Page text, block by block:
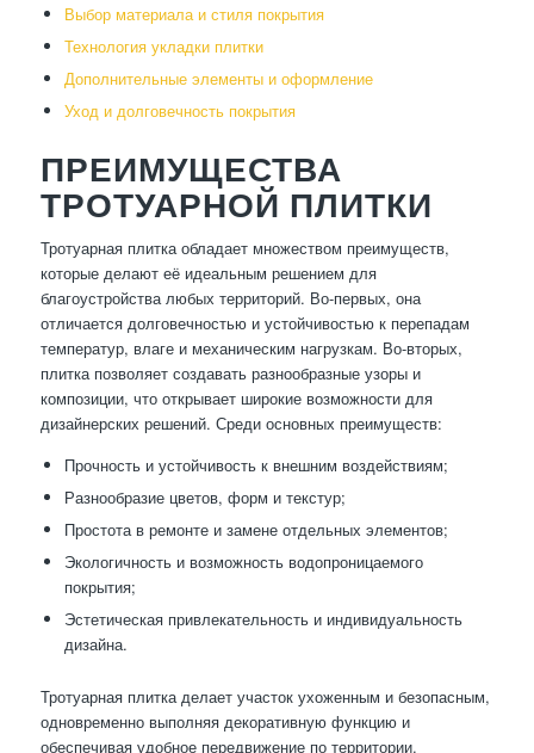
Выбор материала и стиля покрытия
Технология укладки плитки
Дополнительные элементы и оформление
Уход и долговечность покрытия
ПРЕИМУЩЕСТВА
ТРОТУАРНОЙ ПЛИТКИ
Тротуарная плитка обладает множеством преимуществ,
которые делают её идеальным решением для
благоустройства любых территорий. Во-первых, она
отличается долговечностью и устойчивостью к перепадам
температур, влаге и механическим нагрузкам. Во-вторых,
плитка позволяет создавать разнообразные узоры и
композиции, что открывает широкие возможности для
дизайнерских решений. Среди основных преимуществ:
Прочность и устойчивость к внешним воздействиям;
Разнообразие цветов, форм и текстур;
Простота в ремонте и замене отдельных элементов;
Экологичность и возможность водопроницаемого
покрытия;
Эстетическая привлекательность и индивидуальность
дизайна.
Тротуарная плитка делает участок ухоженным и безопасным,
одновременно выполняя декоративную функцию и
обеспечивая удобное передвижение по территории.